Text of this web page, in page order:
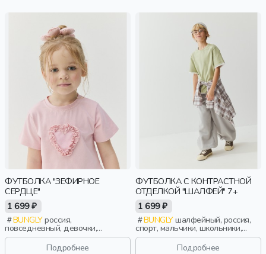
ФУТБОЛКА "ЗЕФИРНОЕ
СЕРДЦЕ"
1 699 ₽
BUNGLYроссия,
повседневный, девочки,
малыши, дошкольники, дети
Подробнее
ФУТБОЛКА С КОНТРАСТНОЙ
ОТДЕЛКОЙ "ШАЛФЕЙ" 7+
1 699 ₽
BUNGLYшалфейный, россия,
спорт, мальчики, школьники,
подростки, дети
Подробнее